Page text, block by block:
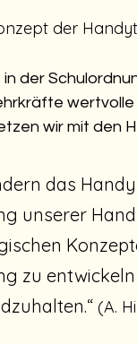
der
der
wir mit den
das
unserer
zu
(A.